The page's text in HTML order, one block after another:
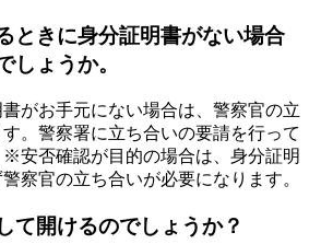
ときに身分証明書がない場合
しょうか。
がお手元にない場合は、警察官の立
。警察署に立ち合いの要請を行って
安否確認が目的の場合は、身分証明
察官の立ち合いが必要になります。
て開けるのでしょうか？